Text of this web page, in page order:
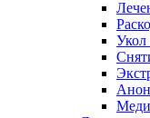
Укол